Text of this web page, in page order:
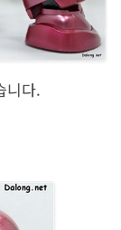
니다.